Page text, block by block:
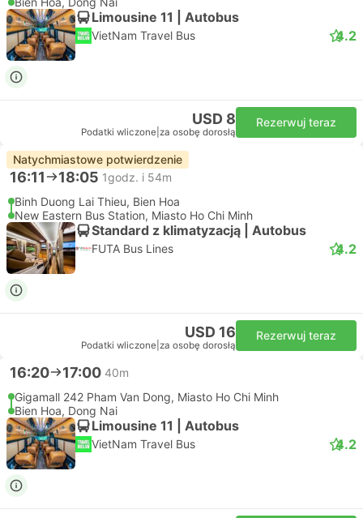
Limousine 11 | Autobus
VietNam Travel Bus 4.2
USD 8
Podatki wliczone za osobę dorosłą
Rezerwuj teraz
Natychmiastowe potwierdzenie
16:11 18:05 1godz. i 54m
Binh Duong Lai Thieu, Bien Hoa
New Eastern Bus Station, Miasto Ho Chi Minh
Standard z klimatyzacją | Autobus
FUTA Bus Lines 4.2
USD 16
Podatki wliczone za osobę dorosłą
Rezerwuj teraz
16:20 17:00 40m
Gigamall 242 Pham Van Dong, Miasto Ho Chi Minh
Bien Hoa, Dong Nai
Limousine 11 | Autobus
VietNam Travel Bus 4.2